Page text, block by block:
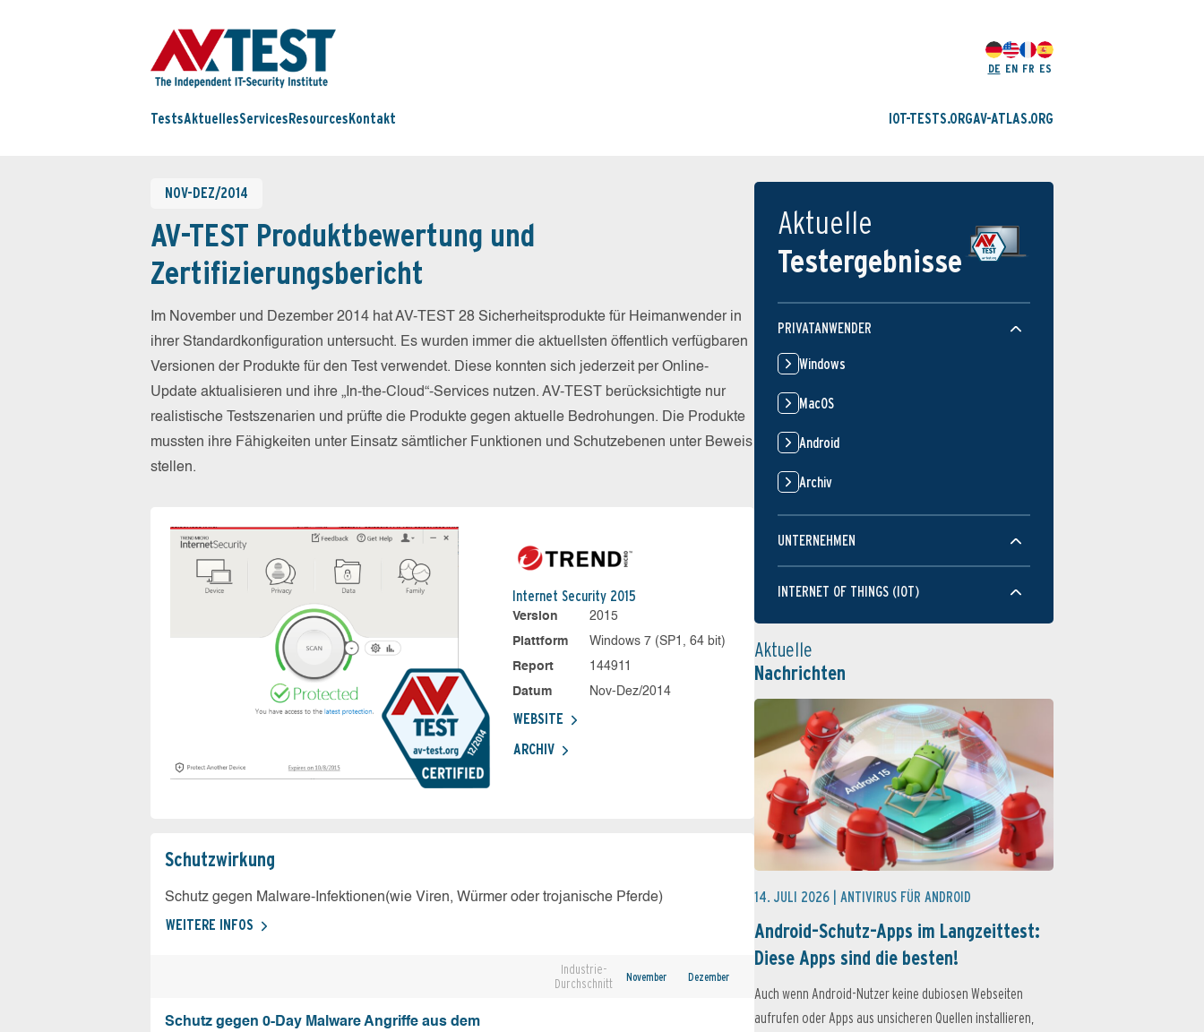
DE EN FR ES
TestsAktuellesServices Resources Kontakt IOT-TESTS.ORGAV-ATLAS.ORG
NOV-DEZ/2014
AV-TEST Produktbewertung und
Zertifizierungsbericht
Im November und Dezember 2014 hat AV-TEST 28 Sicherheitsprodukte für Heimanwender in
ihrer Standardkonfiguration untersucht. Es wurden immer die aktuellsten öffentlich verfügbaren
Versionen der Produkte für den Test verwendet. Diese konnten sich jederzeit per Online-
Update aktualisieren und ihre „In-the-Cloud“-Services nutzen. AV-TEST berücksichtigte nur
realistische Testszenarien und prüfte die Produkte gegen aktuelle Bedrohungen. Die Produkte
mussten ihre Fähigkeiten unter Einsatz sämtlicher Funktionen und Schutzebenen unter Beweis
stellen.
Internet Security 2015
Version
2015
Plattform
Windows 7 (SP1, 64 bit)
Report
144911
Datum
Nov-Dez/2014
WEBSITE
ARCHIV
Schutz­wirkung
Schutz gegen Malware-Infektionen(wie Viren, Würmer oder trojanische Pferde)
WEITERE INFOS
Industrie-
Durchschnitt
November Dezember
Schutz gegen 0-Day Malware Angriffe aus dem
Aktuelle
Testergebnisse
PRIVATANWENDER
Windows
MacOS
Android
Archiv
UNTERNEHMEN
INTERNET OF THINGS (IOT)
Aktuelle
Nachrichten
14. JULI 2026 | ANTIVIRUS FÜR ANDROID
Android-Schutz-Apps im Langzeittest:
Diese Apps sind die besten!
Auch wenn Android-Nutzer keine dubiosen Webseiten
aufrufen oder Apps aus unsicheren Quellen installieren,